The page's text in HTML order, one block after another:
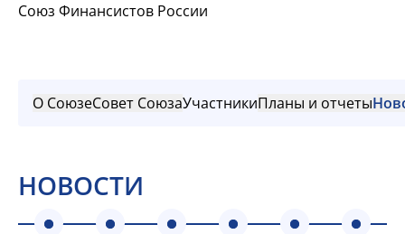
Союз Финансистов России
О СоюзеСовет СоюзаУчастникиПланы и отчеты
НОВОСТИ